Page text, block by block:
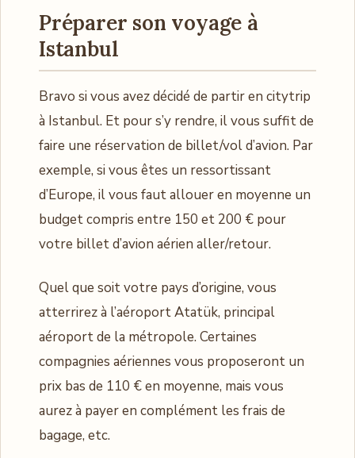
Préparer son voyage à
Istanbul
Bravo si vous avez décidé de partir en citytrip
à Istanbul. Et pour s’y rendre, il vous suffit de
faire une réservation de billet/vol d’avion. Par
exemple, si vous êtes un ressortissant
d’Europe, il vous faut allouer en moyenne un
budget compris entre 150 et 200 € pour
votre billet d’avion aérien aller/retour.
Quel que soit votre pays d’origine, vous
atterrirez à l’aéroport Atatük, principal
aéroport de la métropole. Certaines
compagnies aériennes vous proposeront un
prix bas de 110 € en moyenne, mais vous
aurez à payer en complément les frais de
bagage, etc.